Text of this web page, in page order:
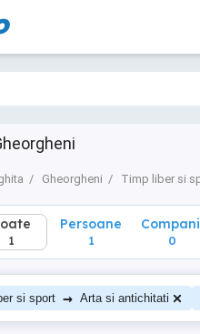
Gheorgheni Timp liber si
1
Persoane
1 0
si sport → Arta si antichitati